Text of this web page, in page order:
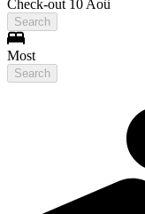
Check-out 10 Aoû
Search
Most
Search